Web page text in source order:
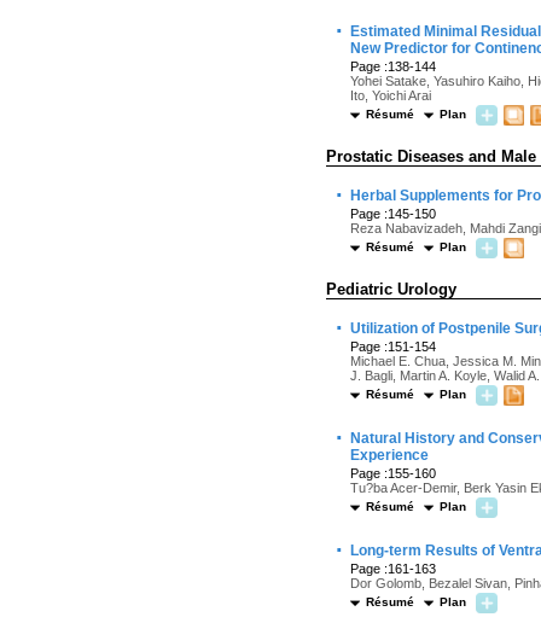
·
Estimated Minimal
New Predictor for
Page :138-144
Yohei Satake, Yasuhiro Kaiho,
Ito, Yoichi Arai
Résumé Plan
Prostatic Diseases and
· Herbal Supplements for
Page :145-150
Reza Nabavizadeh, Mahdi
Résumé Plan
Pediatric Urology
· Utilization of Postpenile
Page :151-154
Michael E. Chua, Jessica M.
J. Bagli, Martin A. Koyle, Walid
Résumé Plan
·
Natural History and
Experience
Page :155-160
Tu?ba Acer-Demir, Berk Yasin
Résumé Plan
· Long-term Results of
Page :161-163
Dor Golomb, Bezalel Sivan,
Résumé Plan